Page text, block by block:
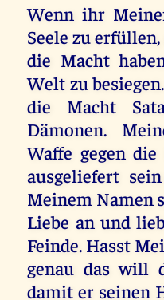
Wenn ihr
Seele zu
die Macht
Welt zu
die Macht
Dämonen.
Waffe gegen
ausgeliefert
Meinem Namen
Liebe an und
Feinde. Hasst
genau das will
damit er seinen